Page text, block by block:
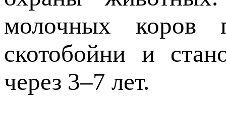
молочных коров
скотобойни и
через 3–7 лет.